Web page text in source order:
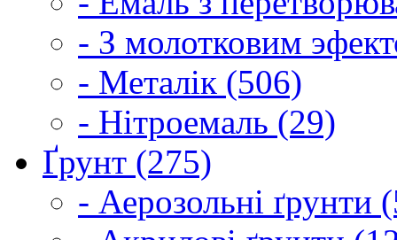
- З молотковим
- Металік (506)
- Нітроемаль (29)
Ґрунт (275)
- Аерозольні ґрунти